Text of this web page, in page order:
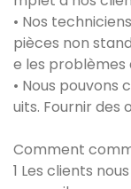
• Nos
pièces non
e les
• Nous
uits. Fournir des
Comment
1 Les clients